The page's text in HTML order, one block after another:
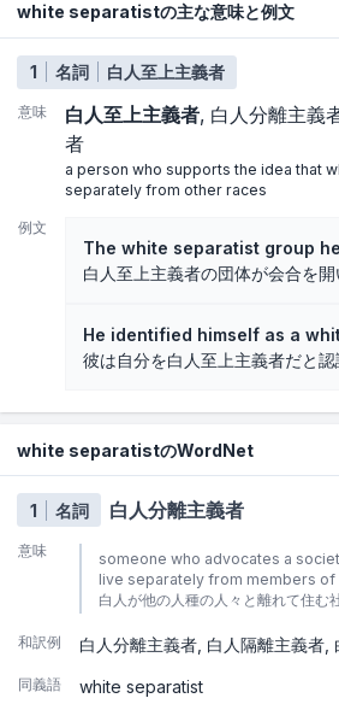
white separatistの主な意味と例文
1 名詞 白人至上主義者
意味 白人至上主義者 白人分離主義
者
a person who supports the idea that
separately from other races
例文
The white separatist group
白人至上主義者の団体が会合を開
He identified himself as a
彼は自分を白人至上主義者だと認
white separatistのWordNet
1 名詞 白人分離主義者
意味
someone who advocates a
live separately from members
白人が他の人種の人々と離れて住む
和訳例 白人分離主義者 白人隔離主義者
同義語 white separatist